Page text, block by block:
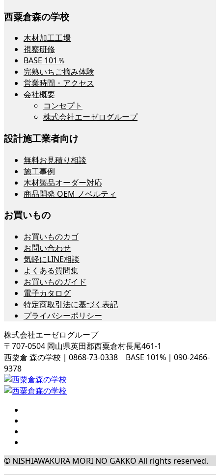
西粟倉森の学校
木材加工工場
視察研修
BASE 101％
完熟いちご摘み体験
営業時間・アクセス
会社概要
コンセプト
株式会社エーゼログループ
設計施工業者向け
無料お見積り相談
施工事例
木材製品オーダー対応
商品開発 OEM ノベルティ
お買いもの
お買いものカゴ
お問い合わせ
気軽にLINE相談
よくある質問集
お買いものガイド
電子カタログ
特定商取引法に基づく表記
プライバシーポリシー
株式会社エーゼログループ
〒707-0504 岡山県英田郡西粟倉村長尾461-1
西粟倉 森の学校｜0868-73-0338 BASE 101%｜090-2466-
9378
© NISHIAWAKURA MORI NO GAKKO All rights reserved.